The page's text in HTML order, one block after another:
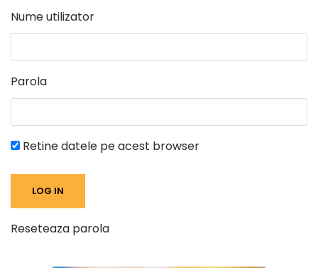
Nume utilizator
Parola
Retine datele pe acest browser
Reseteaza parola